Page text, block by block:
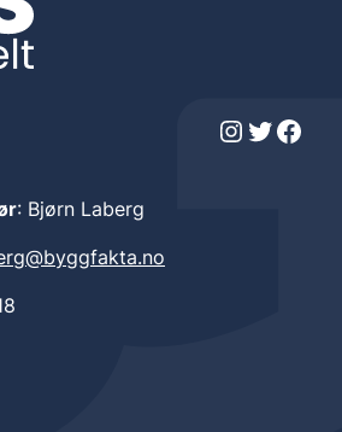
Instagram Twitter Facebook
: Bjørn Laberg